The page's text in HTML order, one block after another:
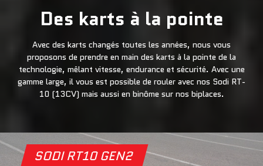
Des karts à la pointe
Avec des karts changés toutes les années, nous vous
proposons de prendre en main des karts à la pointe de la
technologie, mêlant vitesse, endurance et sécurité. Avec une
gamme large, il vous est possible de rouler avec nos Sodi RT-
10 (13CV) mais aussi en binôme sur nos biplaces.
SODI RT10 GEN2